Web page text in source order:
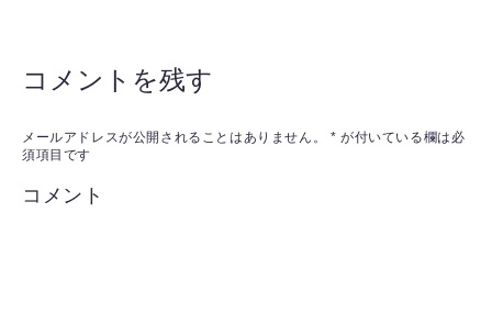
コメントを残す
メールアドレスが公開されることはありません。 * が付いている欄は必
須項目です
コメント